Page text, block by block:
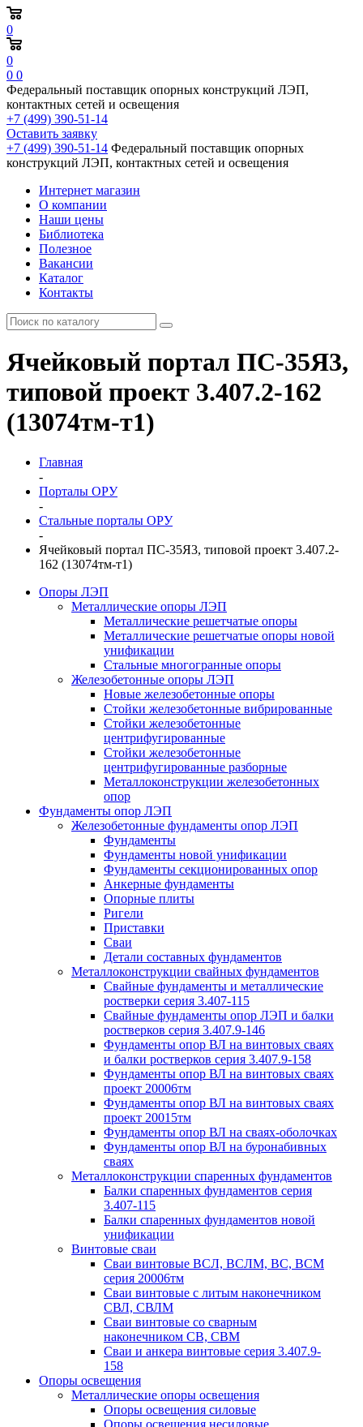
0
0
0 0
Федеральный поставщик опорных конструкций ЛЭП,
контактных сетей и освещения
+7 (499) 390-51-14
Оставить заявку
+7 (499) 390-51-14 Федеральный поставщик опорных
конструкций ЛЭП, контактных сетей и освещения
Интернет магазин
О компании
Наши цены
Библиотека
Полезное
Вакансии
Каталог
Контакты
Ячейковый портал ПС-35Я3,
типовой проект 3.407.2-162
(13074тм-т1)
Главная
-
Порталы ОРУ
-
Стальные порталы ОРУ
-
Ячейковый портал ПС-35Я3, типовой проект 3.407.2-
162 (13074тм-т1)
Опоры ЛЭП
Металлические опоры ЛЭП
Металлические решетчатые опоры
Металлические решетчатые опоры новой
унификации
Стальные многогранные опоры
Железобетонные опоры ЛЭП
Новые железобетонные опоры
Стойки железобетонные вибрированные
Стойки железобетонные
центрифугированные
Стойки железобетонные
центрифугированные разборные
Металлоконструкции железобетонных
опор
Фундаменты опор ЛЭП
Железобетонные фундаменты опор ЛЭП
Фундаменты
Фундаменты новой унификации
Фундаменты секционированных опор
Анкерные фундаменты
Опорные плиты
Ригели
Приставки
Сваи
Детали составных фундаментов
Металлоконструкции свайных фундаментов
Свайные фундаменты и металлические
ростверки серия 3.407-115
Свайные фундаменты опор ЛЭП и балки
ростверков серия 3.407.9-146
Фундаменты опор ВЛ на винтовых сваях
и балки ростверков серия 3.407.9-158
Фундаменты опор ВЛ на винтовых сваях
проект 20006тм
Фундаменты опор ВЛ на винтовых сваях
проект 20015тм
Фундаменты опор ВЛ на сваях-оболочках
Фундаменты опор ВЛ на буронабивных
сваях
Металлоконструкции спаренных фундаментов
Балки спаренных фундаментов серия
3.407-115
Балки спаренных фундаментов новой
унификации
Винтовые сваи
Сваи винтовые ВСЛ, ВСЛМ, ВС, ВСМ
серия 20006тм
Сваи винтовые с литым наконечником
СВЛ, СВЛМ
Сваи винтовые со сварным
наконечником СВ, СВМ
Сваи и анкера винтовые серия 3.407.9-
158
Опоры освещения
Металлические опоры освещения
Опоры освещения силовые
Опоры освещения несиловые